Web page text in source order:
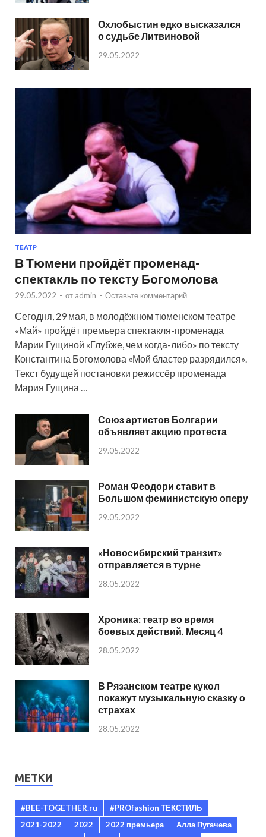
Охлобыстин едко высказался
о судьбе Литвиновой
29.05.2022
ТЕАТР
В Тюмени пройдёт променад-
спектакль по тексту Богомолова
29.05.2022 - от admin - Оставьте комментарий
Сегодня, 29 мая, в молодёжном тюменском театре
«Май» пройдёт премьера спектакля-променада
Марии Гущиной «Глубже, чем когда-либо» по тексту
Константина Богомолова «Мой бластер разрядился».
Текст будущей постановки режиссёр променада
Мария Гущина …
Союз артистов Болгарии
объявляет акцию протеста
29.05.2022
Роман Феодори ставит в
Большом феминистскую оперу
29.05.2022
«Новосибирский транзит»
отправляется в турне
28.05.2022
Хроника: театр во время
боевых действий. Месяц 4
28.05.2022
В Рязанском театре кукол
покажут музыкальную сказку о
страхах
28.05.2022
МЕТКИ
#BEE-TOGETHER.ru
#PROfashion ТЕКСТИЛЬ
2021-2022
2022 2022 премьера
Алла Пугачева